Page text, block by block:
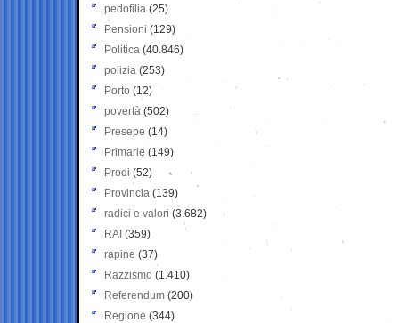
pedofilia (25)
Pensioni (129)
Politica (40.846)
polizia (253)
Porto (12)
povertà (502)
Presepe (14)
Primarie (149)
Prodi (52)
Provincia (139)
radici e valori (3.682)
RAI (359)
rapine (37)
Razzismo (1.410)
Referendum (200)
Regione (344)